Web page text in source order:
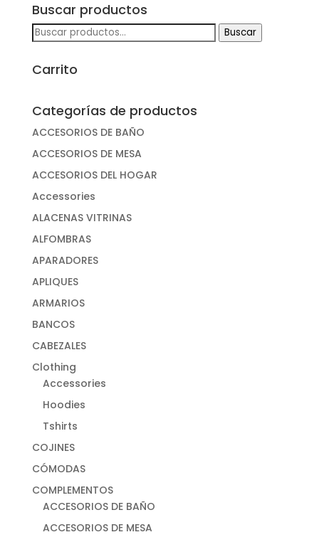
Buscar productos
Buscar
Buscar
Carrito
Categorías de productos
ACCESORIOS DE BAÑO
ACCESORIOS DE MESA
ACCESORIOS DEL HOGAR
Accessories
ALACENAS VITRINAS
ALFOMBRAS
APARADORES
APLIQUES
ARMARIOS
BANCOS
CABEZALES
Clothing
Accessories
Hoodies
Tshirts
COJINES
CÓMODAS
COMPLEMENTOS
ACCESORIOS DE BAÑO
ACCESORIOS DE MESA